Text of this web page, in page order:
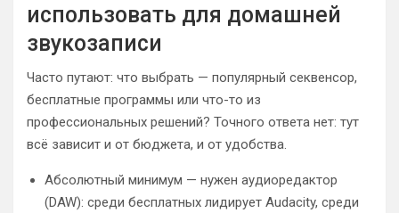
использовать для домашней
звукозаписи
Часто путают: что выбрать — популярный секвенсор,
бесплатные программы или что-то из
профессиональных решений? Точного ответа нет: тут
всё зависит и от бюджета, и от удобства.
Абсолютный минимум — нужен аудиоредактор
(DAW): среди бесплатных лидирует Audacity, среди